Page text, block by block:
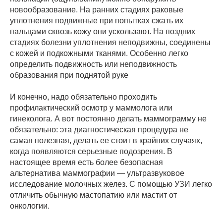
новообразование. На ранних стадиях раковые
уплотнения подвижные при попытках сжать их
пальцами сквозь кожу они ускользают. На поздних
стадиях болезни уплотнения неподвижны, соединены
с кожей и подкожными тканями. Особенно легко
определить подвижность или неподвижность
образования при поднятой руке
И конечно, надо обязательно проходить
профилактический осмотр у маммолога или
гинеколога. А вот постоянно делать маммограмму не
обязательно: эта диагностическая процедура не
самая полезная, делать ее стоит в крайних случаях,
когда появляются серьезные подозрения. В
настоящее время есть более безопасная
альтернатива маммографии — ультразвуковое
исследование молочных желез. С помощью УЗИ легко
отличить обычную мастопатию или мастит от
онкологии.